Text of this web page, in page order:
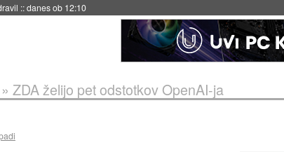
::danes ob 12:10
» ZDA želijo pet odstotkov OpenAI-ja